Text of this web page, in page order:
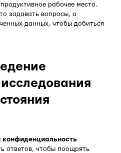
рабочее место.
задавать вопросы, а
данных, чтобы добиться
конфиденциальность
ответов, чтобы поощрять